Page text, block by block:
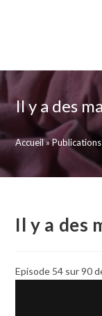
Il y a des
Accueil»Publications
Il y a des
Episode 54 sur 90